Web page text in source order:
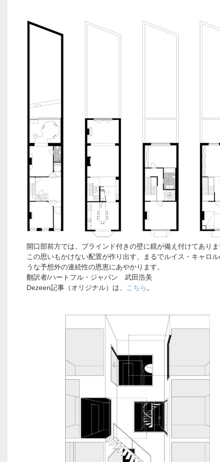
開口部前方では、ブラインド付きの壁に鏡が備え付けてあり
この思いもかけない配置が作り出す、まるでルイス・キャロ
うな予想外の連続性の恩恵にあやかります。
翻訳者/ハートフル・ジャパン 武田浩美
Dezeen記事（オリジナル）は、
こちら 。